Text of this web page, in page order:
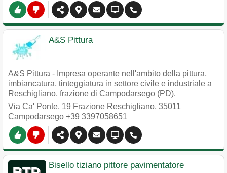
A&S Pittura
A&S Pittura - Impresa operante nell'ambito della pittura,
imbiancatura, tinteggiatura in settore civile e industriale a
Reschigliano, frazione di Campodarsego (PD).
Via Ca' Ponte, 19 Frazione Reschigliano, 35011
Campodarsego +39 3397058651
Bisello tiziano pittore pavimentatore